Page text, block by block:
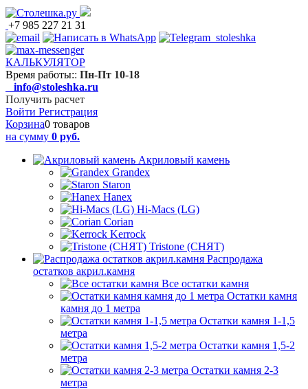
+7 985 227 21 31
КАЛЬКУЛЯТОР
Время работы:: Пн-Пт 10-18
info@stoleshka.ru
Получить расчет
Войти Регистрация
Корзина0 товаров
на сумму 0 руб.
Акриловый камень
Grandex
Staron
Hanex
Hi-Macs (LG)
Corian
Kerrock
Tristone (СНЯТ)
Распродажа
остатков акрил.камня
Все остатки камня
Остатки камня
камня до 1 метра
Остатки камня 1-1,5
метра
Остатки камня 1,5-2
метра
Остатки камня 2-3
метра